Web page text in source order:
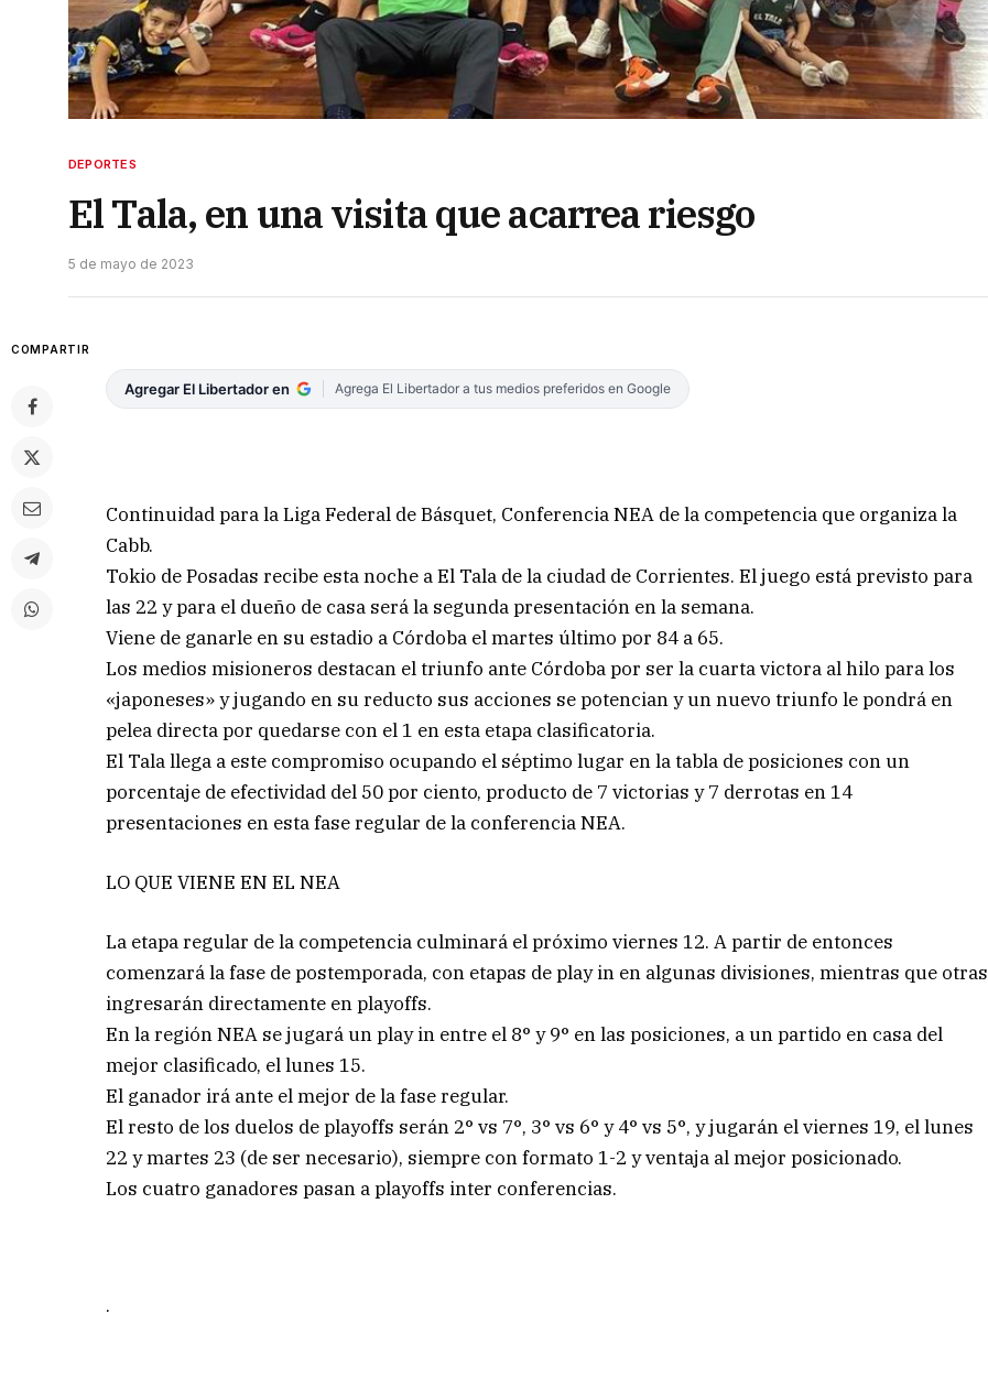
DEPORTES
El Tala, en una visita que acarrea riesgo
5 de mayo de 2023
COMPARTIR
Agregar El Libertador en Agrega El Libertador a tus medios preferidos en Google
Continuidad para la Liga Federal de Básquet, Conferencia NEA de la competencia que organiza la
Cabb.
Tokio de Posadas recibe esta noche a El Tala de la ciudad de Corrientes. El juego está previsto para
las 22 y para el dueño de casa será la segunda presentación en la semana.
Viene de ganarle en su estadio a Córdoba el martes último por 84 a 65.
Los medios misioneros destacan el triunfo ante Córdoba por ser la cuarta victora al hilo para los
«japoneses» y jugando en su reducto sus acciones se potencian y un nuevo triunfo le pondrá en
pelea directa por quedarse con el 1 en esta etapa clasificatoria.
El Tala llega a este compromiso ocupando el séptimo lugar en la tabla de posiciones con un
porcentaje de efectividad del 50 por ciento, producto de 7 victorias y 7 derrotas en 14
presentaciones en esta fase regular de la conferencia NEA.
LO QUE VIENE EN EL NEA
La etapa regular de la competencia culminará el próximo viernes 12. A partir de entonces
comenzará la fase de postemporada, con etapas de play in en algunas divisiones, mientras que otras
ingresarán directamente en playoffs.
En la región NEA se jugará un play in entre el 8° y 9° en las posiciones, a un partido en casa del
mejor clasificado, el lunes 15.
El ganador irá ante el mejor de la fase regular.
El resto de los duelos de playoffs serán 2° vs 7°, 3° vs 6° y 4° vs 5°, y jugarán el viernes 19, el lunes
22 y martes 23 (de ser necesario), siempre con formato 1-2 y ventaja al mejor posicionado.
Los cuatro ganadores pasan a playoffs inter conferencias.
.